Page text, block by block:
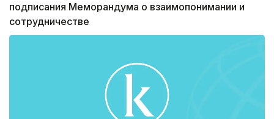
подписания Меморандума о взаимопонимании и
сотрудничестве